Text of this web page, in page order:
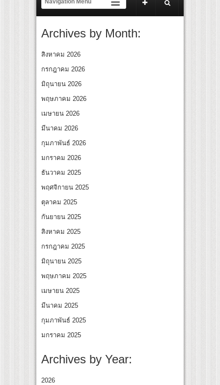
ห่งปีจาก NUUI Starathon 8.8 “บอส-โนอึล” เปิดประเดิมเคะ-เมะ สุดเซอร์ไพร้ส์วันแ
ใหม่ในวงการการศึกษา เปิดตัว “SCA PLUS” แพลตฟอร์มการเรียนรู้ “Creative
อดการลงทุนในธุรกิจการศึกษากว่า 100 ล้านบาท
ทางจาการ์ตา-กรุงเทพฯ เสริม Air Connectivity ดึงนักท่องเที่ยวคุณภาพจากอินโดนีเ
Communication Night” สุดยิ่งใหญ่ ณ กรุงเทพฯ ขนทัพศิลปินชั้นนำ พร้อมกาล่าไน
Archives by Month:
สิงหาคม 2026
กรกฎาคม 2026
มิถุนายน 2026
พฤษภาคม 2026
เมษายน 2026
มีนาคม 2026
กุมภาพันธ์ 2026
มกราคม 2026
ธันวาคม 2025
พฤศจิกายน 2025
ตุลาคม 2025
กันยายน 2025
สิงหาคม 2025
กรกฎาคม 2025
มิถุนายน 2025
พฤษภาคม 2025
เมษายน 2025
มีนาคม 2025
กุมภาพันธ์ 2025
มกราคม 2025
Archives by Year:
2026